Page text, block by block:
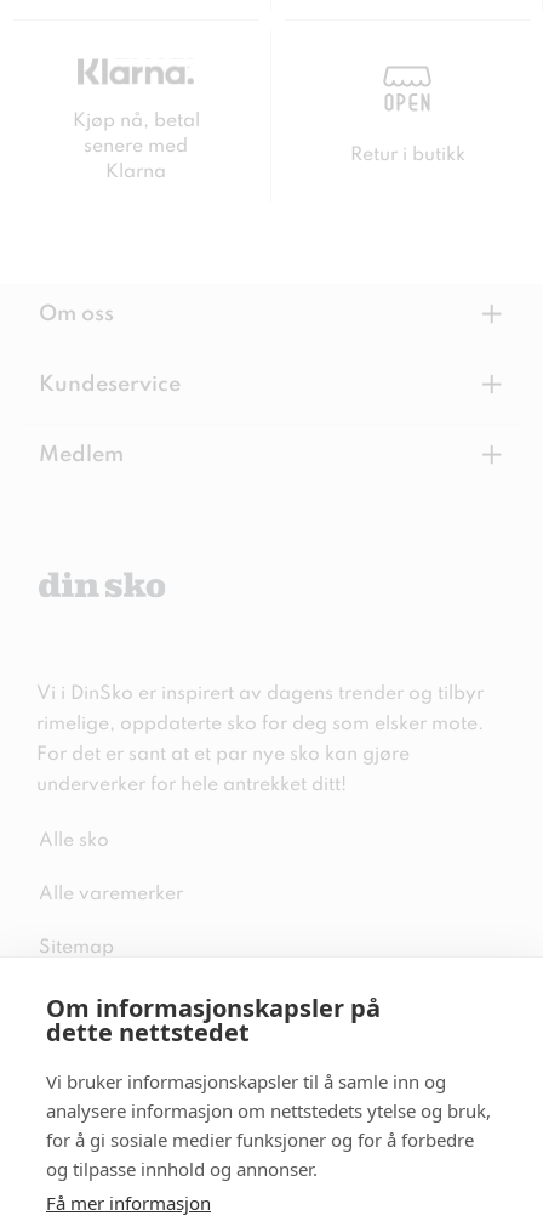
Om informasjonskapsler på
dette nettstedet
Vi bruker informasjonskapsler til å samle inn og
analysere informasjon om nettstedets ytelse og bruk,
for å gi sosiale medier funksjoner og for å forbedre
og tilpasse innhold og annonser.
Få mer informasjon
Kjøp nå, betal
senere med
Klarna
Retur i butikk
Om oss +
Kundeservice +
Medlem +
Vi i DinSko er inspirert av dagens trender og tilbyr
rimelige, oppdaterte sko for deg som elsker mote.
For det er sant at et par nye sko kan gjøre
underverker for hele antrekket ditt!
Alle sko
Alle varemerker
Sitemap
Følg oss i sosiale medier